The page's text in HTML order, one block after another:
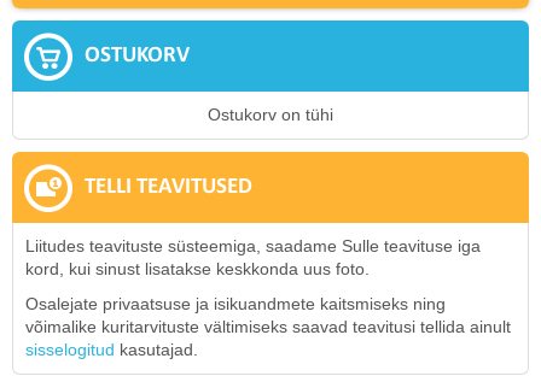
OSTUKORV
Ostukorv on tühi
TELLI TEAVITUSED
Liitudes teavituste süsteemiga, saadame Sulle teavituse iga
kord, kui sinust lisatakse keskkonda uus foto.
Osalejate privaatsuse ja isikuandmete kaitsmiseks ning
võimalike kuritarvituste vältimiseks saavad teavitusi tellida ainult
sisselogitud kasutajad.